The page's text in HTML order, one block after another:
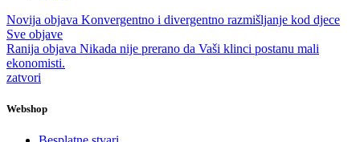
Novija objava Konvergentno i divergentno razmišljanje kod djece
Sve objave
Ranija objava Nikada nije prerano da Vaši klinci postanu mali
ekonomisti.
zatvori
Webshop